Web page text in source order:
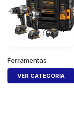
Ferramentas
VER CATEGORIA